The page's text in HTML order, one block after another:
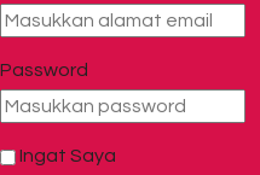
Password
Ingat Saya